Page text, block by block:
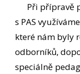
Při přípravě
s PAS
které nám byly
odborníků,
speciálně